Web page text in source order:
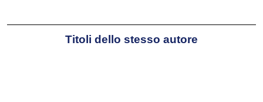
Nelle lunghe serate passate
Titoli dello stesso autore